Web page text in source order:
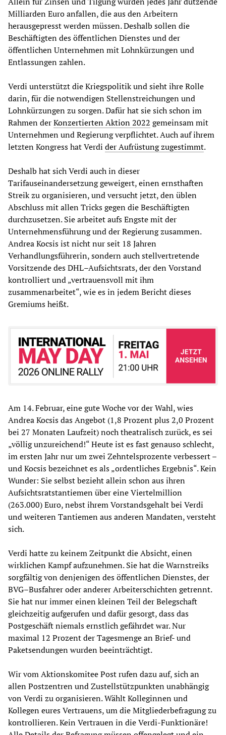
Milliarden Euro anfallen, die aus den Arbeitern
herausgepresst werden müssen. Deshalb sollen die
Beschäftigten des öffentlichen Dienstes und der
öffentlichen Unternehmen mit Lohnkürzungen und
Entlassungen zahlen.
Verdi unterstützt die Kriegspolitik und sieht ihre Rolle
darin, für die notwendigen Stellenstreichungen und
Lohnkürzungen zu sorgen. Dafür hat sie sich schon im
Rahmen derKonzertierten Aktion 2022 gemeinsam mit
Unternehmen und Regierung verpflichtet. Auch auf ihrem
letzten Kongress hat Verdi der Aufrüstung zugestimmt.
Deshalb hat sich Verdi auch in dieser
Tarifauseinandersetzung geweigert, einen ernsthaften
Streik zu organisieren, und versucht jetzt, den üblen
Abschluss mit allen Tricks gegen die Beschäftigten
durchzusetzen. Sie arbeitet aufs Engste mit der
Unternehmensführung und der Regierung zusammen.
Andrea Kocsis ist nicht nur seit 18 Jahren
Verhandlungsführerin, sondern auch stellvertretende
Vorsitzende des DHL–Aufsichtsrats, der den Vorstand
kontrolliert und „vertrauensvoll mit ihm
zusammenarbeitet“, wie es in jedem Bericht dieses
Gremiums heißt.
Am 14. Februar, eine gute Woche vor der Wahl, wies
Andrea Kocsis das Angebot (1,8 Prozent plus 2,0 Prozent
bei 27 Monaten Laufzeit) noch theatralisch zurück, es sei
„völlig unzureichend!“ Heute ist es fast genauso schlecht,
im ersten Jahr nur um zwei Zehntelsprozente verbessert –
und Kocsis bezeichnet es als „ordentliches Ergebnis“. Kein
Wunder: Sie selbst bezieht allein schon aus ihren
Aufsichtsratstantiemen über eine Viertelmillion
(263.000) Euro, nebst ihrem Vorstandsgehalt bei Verdi
und weiteren Tantiemen aus anderen Mandaten, versteht
sich.
Verdi hatte zu keinem Zeitpunkt die Absicht, einen
wirklichen Kampf aufzunehmen. Sie hat die Warnstreiks
sorgfältig von denjenigen des öffentlichen Dienstes, der
BVG–Busfahrer oder anderer Arbeiterschichten getrennt.
Sie hat nur immer einen kleinen Teil der Belegschaft
gleichzeitig aufgerufen und dafür gesorgt, dass das
Postgeschäft niemals ernstlich gefährdet war. Nur
maximal 12 Prozent der Tagesmenge an Brief- und
Paketsendungen wurden beeinträchtigt.
Wir vom Aktionskomitee Post rufen dazu auf, sich an
allen Postzentren und Zustellstützpunkten unabhängig
von Verdi zu organisieren. Wählt Kolleginnen und
Kollegen eures Vertrauens, um die Mitgliederbefragung zu
kontrollieren. Kein Vertrauen in die Verdi-Funktionäre!